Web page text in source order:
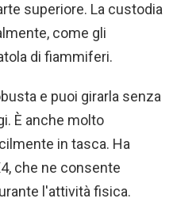
superiore. La custodia
come gli
di fiammiferi.
e puoi girarla senza
È anche molto
in tasca. Ha
che ne consente
l'attività fisica.